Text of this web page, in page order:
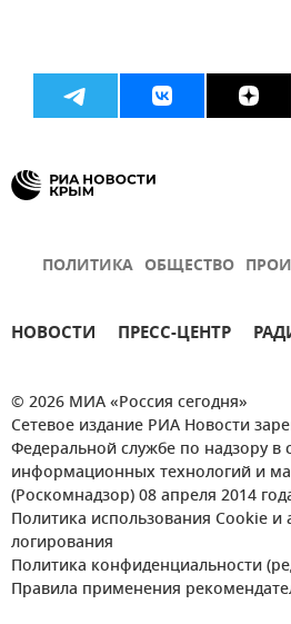
ПОЛИТИКА ОБЩЕСТВО
НОВОСТИ ПРЕСС-ЦЕНТР
© 2026 МИА «Россия сегодня»
Сетевое издание РИА Новости
Федеральной службе по надзору в
информационных технологий и
(Роскомнадзор) 08 апреля 2014
Политика использования Cookie и
логирования
Политика конфиденциальности
Правила применения